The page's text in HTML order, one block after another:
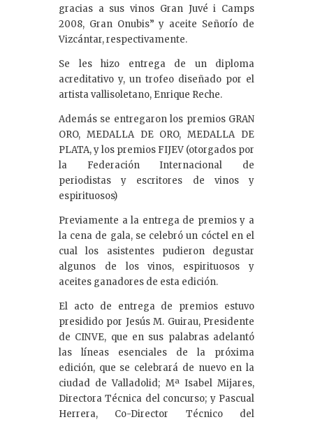
gracias a sus vinos Gran Juvé i Camps
2008, Gran Onubis” y aceite Señorío de
Vizcántar, respectivamente.
Se les hizo entrega de un diploma
acreditativo y, un trofeo diseñado por el
artista vallisoletano, Enrique Reche.
Además se entregaron los premios GRAN
ORO, MEDALLA DE ORO, MEDALLA DE
PLATA, y los premios FIJEV (otorgados por
la Federación Internacional de
periodistas y escritores de vinos y
espirituosos)
Previamente a la entrega de premios y a
la cena de gala, se celebró un cóctel en el
cual los asistentes pudieron degustar
algunos de los vinos, espirituosos y
aceites ganadores de esta edición.
El acto de entrega de premios estuvo
presidido por Jesús M. Guirau, Presidente
de CINVE, que en sus palabras adelantó
las líneas esenciales de la próxima
edición, que se celebrará de nuevo en la
ciudad de Valladolid; Mª Isabel Mijares,
Directora Técnica del concurso; y Pascual
Herrera, Co-Director Técnico del